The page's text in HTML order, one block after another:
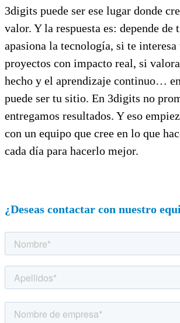
3digits puede ser ese lugar donde
valor. Y la respuesta es: depende
apasiona la tecnología, si te interesa
proyectos con impacto real, si
hecho y el aprendizaje continuo…
puede ser tu sitio. En 3digits no
entregamos resultados. Y eso
con un equipo que cree en lo que
cada día para hacerlo mejor.
¿Deseas contactar con nuestro